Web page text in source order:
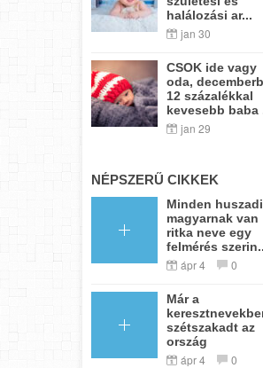
halálozási ar...
jan 30
CSOK ide vagy
oda,
12 százalékkal
kevesebb baba
jan 29
NÉPSZERŰ CIKKEK
Minden
magyarnak van
ritka neve egy
felmérés
ápr 4 0
Már a
szétszakadt az
ország
ápr 4 0